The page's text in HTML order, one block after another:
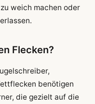
weich machen oder
Flecken?
benötigen
die gezielt auf die